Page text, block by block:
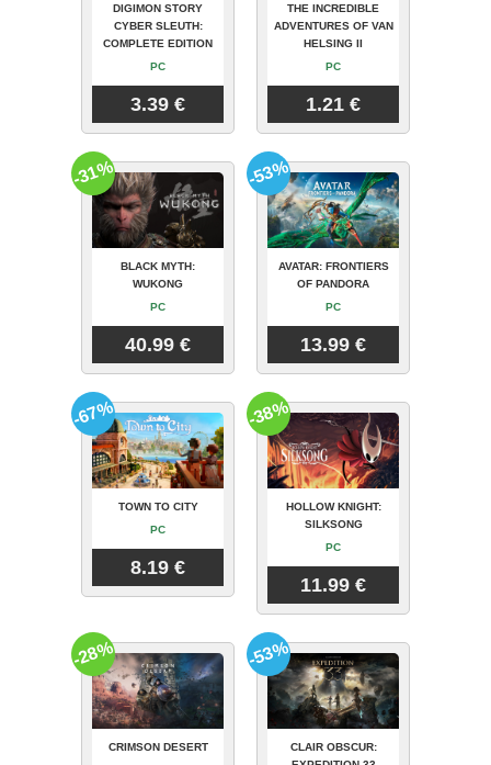
DIGIMON STORY
CYBER SLEUTH:
COMPLETE EDITION
PC
3.39 €
THE INCREDIBLE
ADVENTURES OF VAN
HELSING II
PC
1.21 €
BLACK MYTH:
WUKONG
PC
40.99 €
-31%
AVATAR: FRONTIERS
OF PANDORA
PC
13.99 €
-53%
TOWN TO CITY
PC
8.19 €
-67%
HOLLOW KNIGHT:
SILKSONG
PC
11.99 €
-38%
CRIMSON DESERT
-28%
CLAIR OBSCUR:
-53%